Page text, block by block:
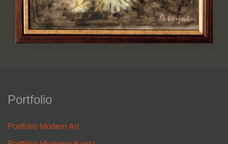
Portfolio
Portfolio Modern Art